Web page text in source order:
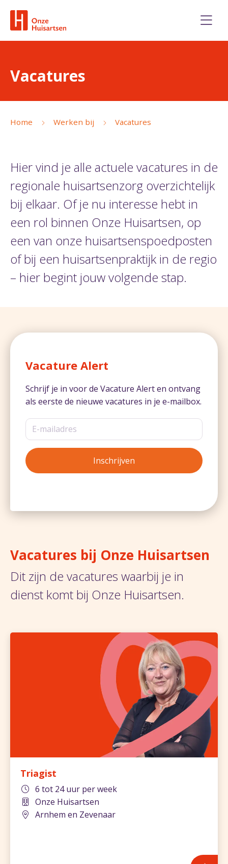
Vacatures
Home Werken bij Vacatures
Hier vind je alle actuele vacatures in de
regionale huisartsenzorg overzichtelijk
bij elkaar. Of je nu interesse hebt in
een rol binnen Onze Huisartsen, op
een van onze huisartsenspoedposten
of bij een huisartsenpraktijk in de regio
– hier begint jouw volgende stap.
Vacatures bij Onze Huisartsen
Dit zijn de vacatures waarbij je in
dienst komt bij Onze Huisartsen.
Triagist
6 tot 24 uur per week
Onze Huisartsen
Arnhem en Zevenaar
Vacature Alert
Schrijf je in voor de Vacature Alert en ontvang
als eerste de nieuwe vacatures in je e-mailbox.
Inschrijven